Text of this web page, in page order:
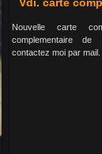
Nouvelle carte
complementaire
contactez moi par mail.